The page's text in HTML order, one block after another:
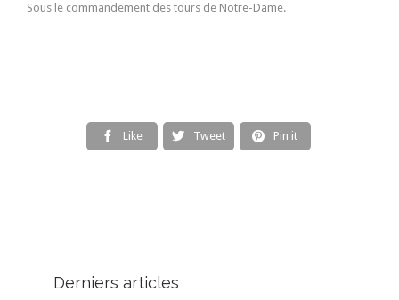
Sous le commandement des tours de Notre-Dame.
 Like  Tweet  Pin it
Derniers articles